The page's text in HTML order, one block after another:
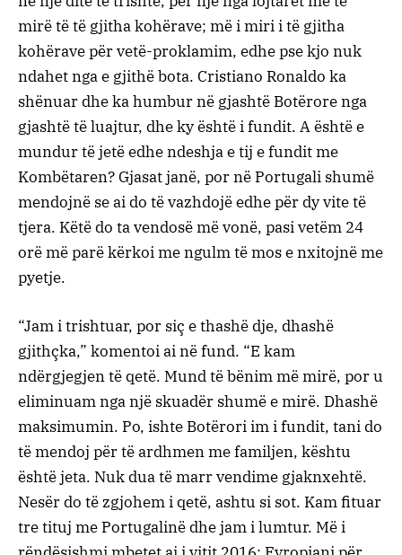
mirë të të gjitha kohërave; më i miri i të gjitha
kohërave për vetë-proklamim, edhe pse kjo nuk
ndahet nga e gjithë bota. Cristiano Ronaldo ka
shënuar dhe ka humbur në gjashtë Botërore nga
gjashtë të luajtur, dhe ky është i fundit. A është e
mundur të jetë edhe ndeshja e tij e fundit me
Kombëtaren? Gjasat janë, por në Portugali shumë
mendojnë se ai do të vazhdojë edhe për dy vite të
tjera. Këtë do ta vendosë më vonë, pasi vetëm 24
orë më parë kërkoi me ngulm të mos e nxitojnë me
pyetje.
“Jam i trishtuar, por siç e thashë dje, dhashë
gjithçka,” komentoi ai në fund. “E kam
ndërgjegjen të qetë. Mund të bënim më mirë, por u
eliminuam nga një skuadër shumë e mirë. Dhashë
maksimumin. Po, ishte Botërori im i fundit, tani do
të mendoj për të ardhmen me familjen, kështu
është jeta. Nuk dua të marr vendime gjaknxehtë.
Nesër do të zgjohem i qetë, ashtu si sot. Kam fituar
tre tituj me Portugalinë dhe jam i lumtur. Më i